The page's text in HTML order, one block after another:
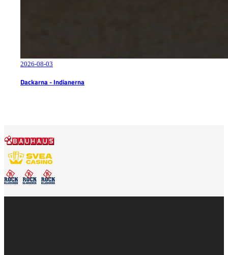
2026-08-03
Dackarna - Indianerna